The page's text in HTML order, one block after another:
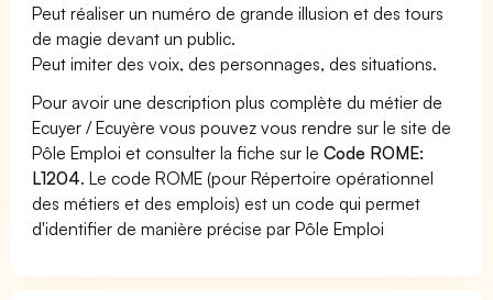
Peut réaliser un numéro de grande illusion et des tours
de magie devant un public.
Peut imiter des voix, des personnages, des situations.
Pour avoir une description plus complète du métier de
Ecuyer / Ecuyère vous pouvez vous rendre sur le site de
Pôle Emploi et consulter la fiche sur leCode ROME:
L1204. Le code ROME (pour Répertoire opérationnel
des métiers et des emplois) est un code qui permet
d'identifier de manière précise par Pôle Emploi